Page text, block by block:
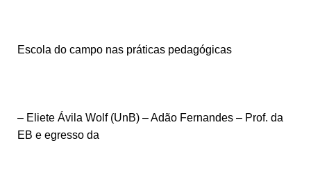
Escola do campo nas práticas pedagógicas
– Eliete Ávila Wolf (UnB) – Adão Fernandes – Prof. da
EB e egresso da